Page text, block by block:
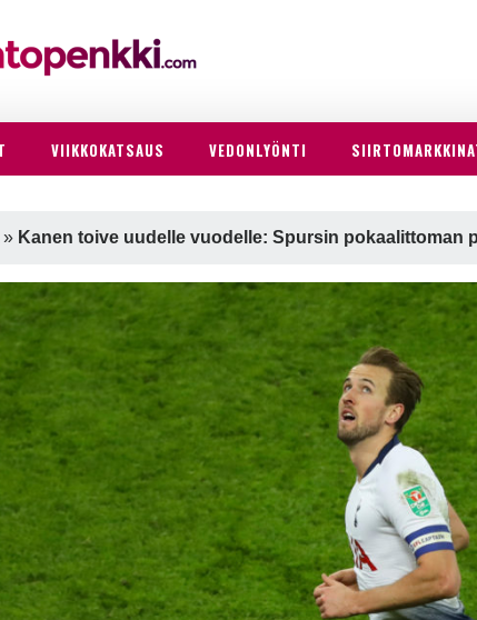
VIIKKOKATSAUS VEDONLYÖNTI
» Kanen toive uudelle vuodelle: Spursin pokaalittoman